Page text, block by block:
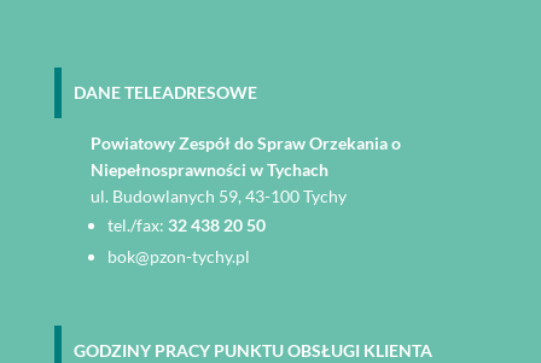
DANE TELEADRESOWE
Powiatowy Zespół do Spraw Orzekania o
Niepełnosprawności w Tychach
ul. Budowlanych 59, 43-100 Tychy
tel./fax: 32 438 20 50
bok@pzon-tychy.pl
GODZINY PRACY PUNKTU OBSŁUGI KLIENTA